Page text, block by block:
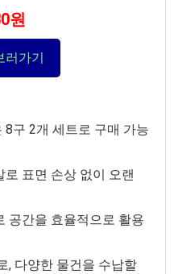
원
러가기
구 2개 세트로 구매 가능
표면 손상 없이 오랜
공간을 효율적으로 활용
, 다양한 물건을 수납할